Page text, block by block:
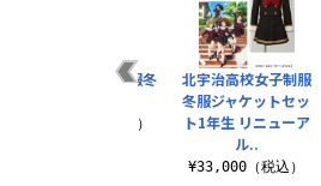
本栖高校女子制服冬
¥19,800（税込）
北宇治高校女子制服
冬服ジャケットセッ
ト1年生 リニューア
ル..
¥33,000（税込）